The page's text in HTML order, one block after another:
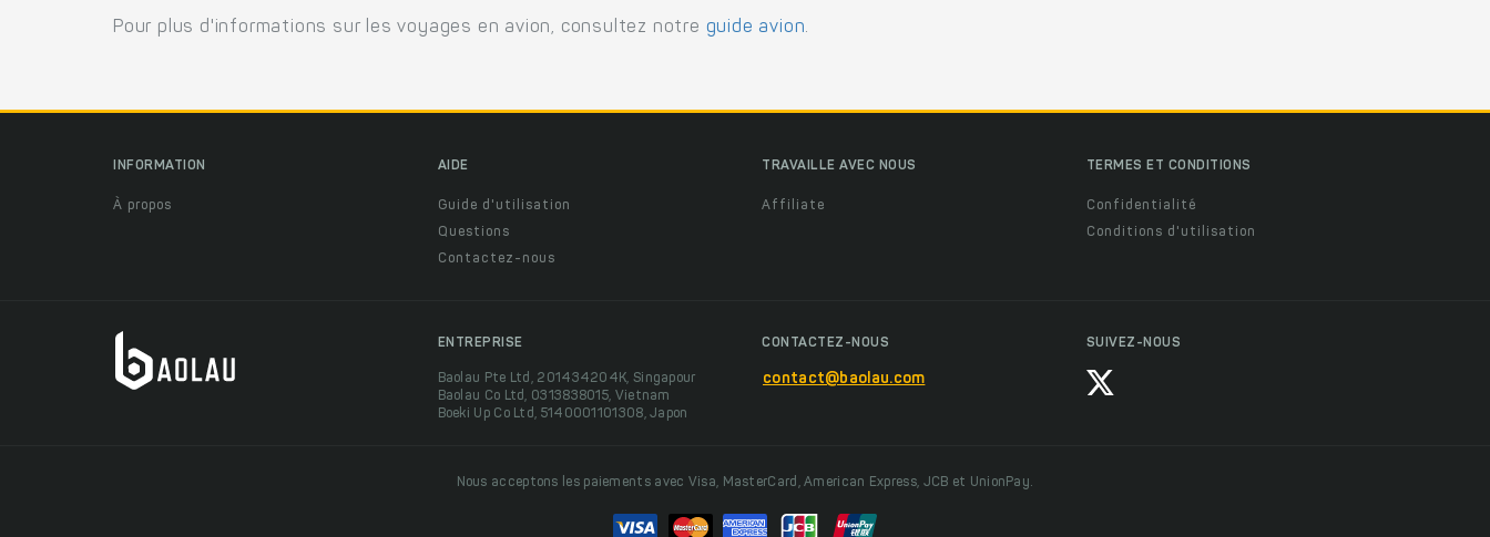
Pour plus d'informations sur les voyages en avion, consultez notre guide avion.
INFORMATION
À propos
AIDE
Guide d'utilisation
Questions
Contactez-nous
TRAVAILLE AVEC NOUS
Affiliate
TERMES ET CONDITIONS
Confidentialité
Conditions d'utilisation
ENTREPRISE
Baolau Pte Ltd, 201434204K, Singapour
Baolau Co Ltd, 0313838015, Vietnam
Boeki Up Co Ltd, 5140001101308, Japon
CONTACTEZ-NOUS
contact@baolau.com
SUIVEZ-NOUS
Nous acceptons les paiements avec Visa, MasterCard, American Express, JCB et UnionPay.